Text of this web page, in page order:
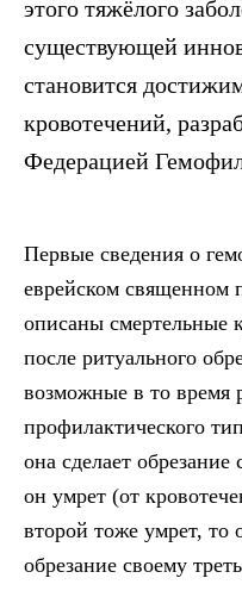
этого тяжёлого
существующей
становится
кровотечений,
Федерацией
Первые сведения о
еврейском священном
описаны смертельные
после ритуального
возможные в то время
профилактического
она сделает
он умрет (от
второй тоже умрет, то
обрезание своему